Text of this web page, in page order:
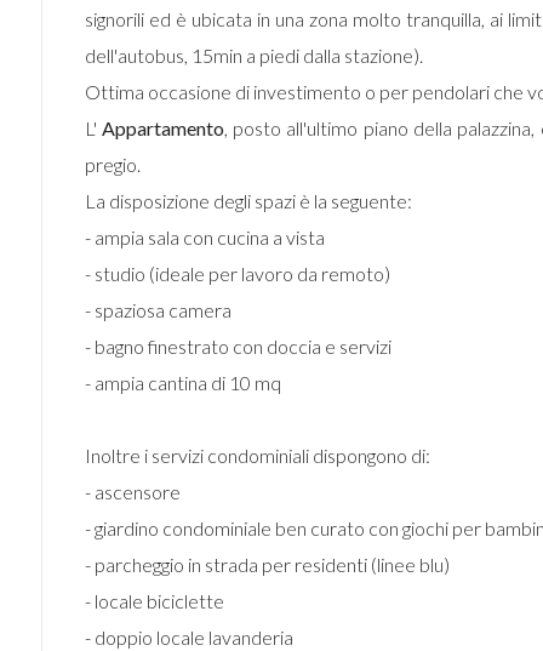
signorili ed è ubicata in una zona molto tranquilla, ai
dell'autobus, 15min a piedi dalla stazione).
Ottima occasione di investimento o per pendolari che
L' Appartamento, posto all'ultimo piano della
pregio.
La disposizione degli spazi è la seguente:
- ampia sala con cucina a vista
- studio (ideale per lavoro da remoto)
- spaziosa camera
- bagno finestrato con doccia e servizi
- ampia cantina di 10 mq
Inoltre i servizi condominiali dispongono di:
- ascensore
- giardino condominiale ben curato con giochi per
- parcheggio in strada per residenti (linee blu)
- locale biciclette
- doppio locale lavanderia